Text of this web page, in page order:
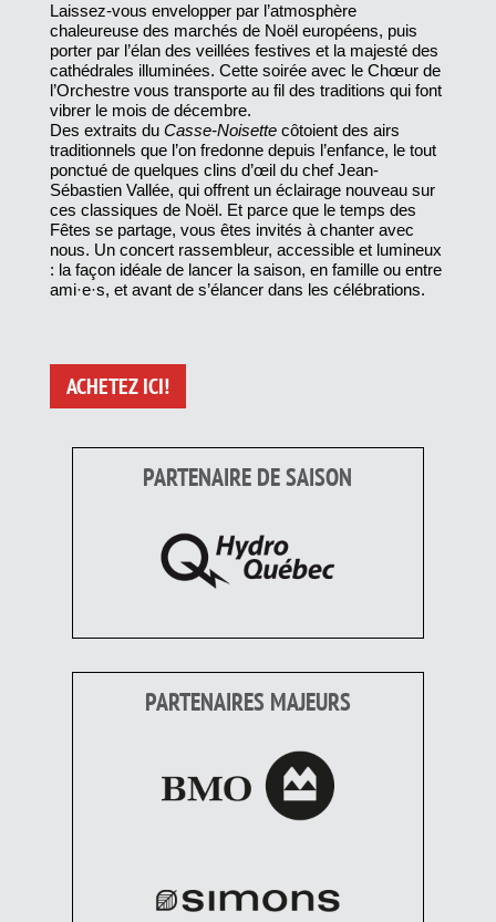
Laissez-vous envelopper par l’atmosphère
chaleureuse des marchés de Noël européens, puis
porter par l’élan des veillées festives et la majesté des
cathédrales illuminées. Cette soirée avec le Chœur de
l’Orchestre vous transporte au fil des traditions qui font
vibrer le mois de décembre.
Des extraits du Casse-Noisettecôtoient des airs
traditionnels que l’on fredonne depuis l’enfance, le tout
ponctué de quelques clins d’œil du chef Jean-
Sébastien Vallée, qui offrent un éclairage nouveau sur
ces classiques de Noël. Et parce que le temps des
Fêtes se partage, vous êtes invités à chanter avec
nous. Un concert rassembleur, accessible et lumineux
: la façon idéale de lancer la saison, en famille ou entre
ami·e·s, et avant de s’élancer dans les célébrations.
ACHETEZ ICI!
PARTENAIRE DE SAISON
PARTENAIRES MAJEURS